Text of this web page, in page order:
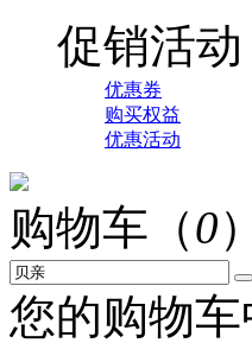
促销活动
优惠券
购买权益
优惠活动
购物车（0）
您的购物